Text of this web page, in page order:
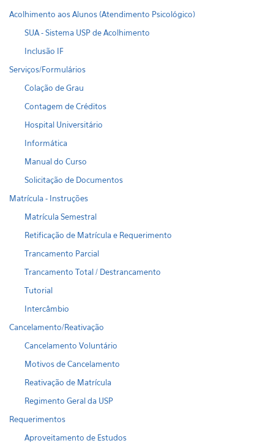
Acolhimento aos Alunos (Atendimento Psicológico)
SUA - Sistema USP de Acolhimento
Inclusão IF
Serviços/Formulários
Colação de Grau
Contagem de Créditos
Hospital Universitário
Informática
Manual do Curso
Solicitação de Documentos
Matrícula - Instruções
Matrícula Semestral
Retificação de Matrícula e Requerimento
Trancamento Parcial
Trancamento Total / Destrancamento
Tutorial
Intercâmbio
Cancelamento/Reativação
Cancelamento Voluntário
Motivos de Cancelamento
Reativação de Matrícula
Regimento Geral da USP
Requerimentos
Aproveitamento de Estudos